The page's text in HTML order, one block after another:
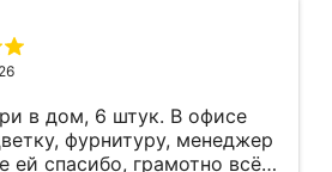
претензии менеджеру
звонок от
извинений и попыток
обговаривал, что
мне это затруднительно -
возможности...
в дом, 6 штук. В офисе
фурнитуру, менеджер
ей спасибо, грамотно всё